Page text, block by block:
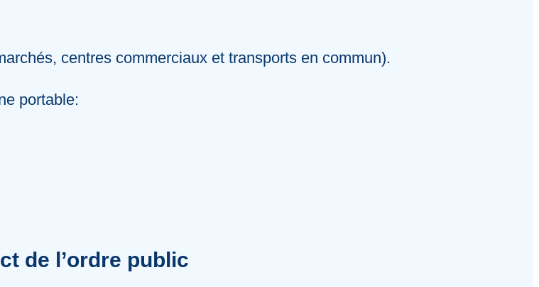
centres commerciaux et transports en commun).
portable:
de l’ordre public